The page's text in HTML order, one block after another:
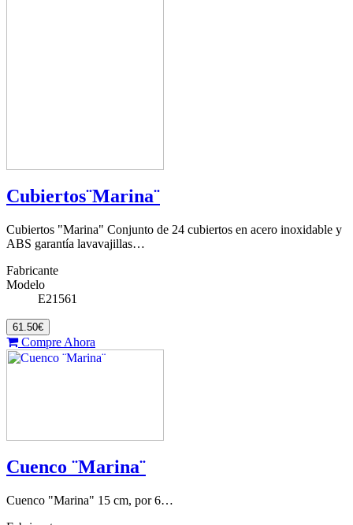
Cubiertos¨Marina¨
Cubiertos "Marina" Conjunto de 24 cubiertos en acero inoxidable y
ABS garantía lavavajillas…
Fabricante
Modelo
E21561
61.50€
Compre Ahora
Cuenco ¨Marina¨
Cuenco "Marina" 15 cm, por 6…